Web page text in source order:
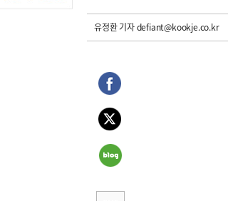
유정환 기자defiant@kookje.co.kr